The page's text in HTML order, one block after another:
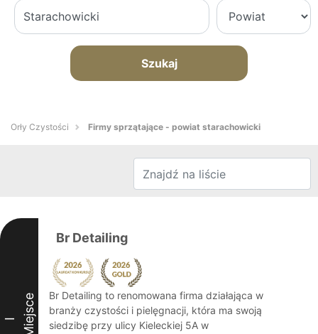
Szukaj
Orły Czystości Firmy sprzątające - powiat starachowicki
I Miejsce
Br Detailing
Br Detailing to renomowana firma działająca w
branży czystości i pielęgnacji, która ma swoją
siedzibę przy ulicy Kieleckiej 5A w